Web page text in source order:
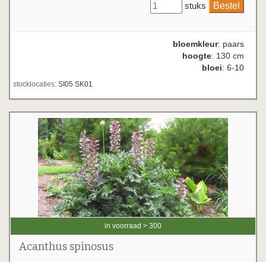
stuks
bloemkleur: paars
hoogte: 130 cm
bloei: 6-10
stocklocaties: SI05 SK01
in voorraad > 300
Acanthus spinosus